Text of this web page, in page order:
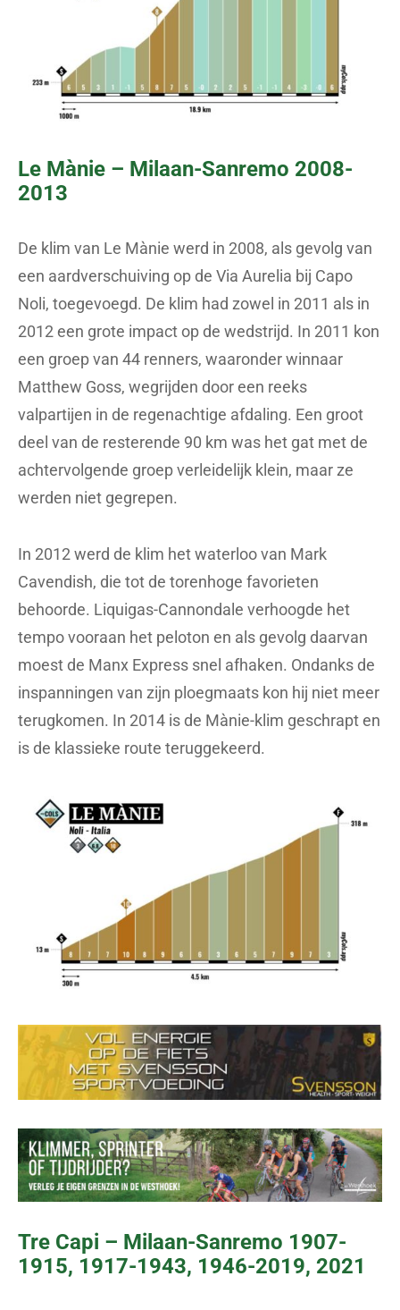
Le Mànie – Milaan-Sanremo 2008-
2013
De klim van Le Mànie werd in 2008, als gevolg van
een aardverschuiving op de Via Aurelia bij Capo
Noli, toegevoegd. De klim had zowel in 2011 als in
2012 een grote impact op de wedstrijd. In 2011 kon
een groep van 44 renners, waaronder winnaar
Matthew Goss, wegrijden door een reeks
valpartijen in de regenachtige afdaling. Een groot
deel van de resterende 90 km was het gat met de
achtervolgende groep verleidelijk klein, maar ze
werden niet gegrepen.
In 2012 werd de klim het waterloo van Mark
Cavendish, die tot de torenhoge favorieten
behoorde. Liquigas-Cannondale verhoogde het
tempo vooraan het peloton en als gevolg daarvan
moest de Manx Express snel afhaken. Ondanks de
inspanningen van zijn ploegmaats kon hij niet meer
terugkomen. In 2014 is de Mànie-klim geschrapt en
is de klassieke route teruggekeerd.
Tre Capi – Milaan-Sanremo 1907-
1915, 1917-1943, 1946-2019, 2021